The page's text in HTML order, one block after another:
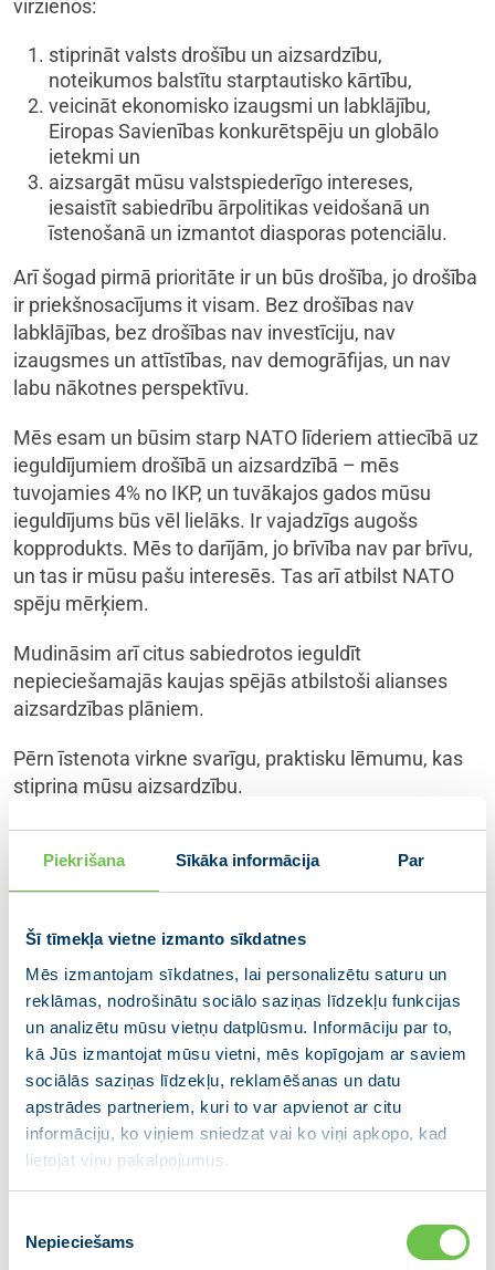
Piekrišana Sīkāka informācija Par
Šī tīmekļa vietne izmanto sīkdatnes
Mēs izmantojam sīkdatnes, lai personalizētu saturu un
reklāmas, nodrošinātu sociālo saziņas līdzekļu funkcijas
un analizētu mūsu vietņu datplūsmu. Informāciju par to,
kā Jūs izmantojat mūsu vietni, mēs kopīgojam ar saviem
sociālās saziņas līdzekļu, reklamēšanas un datu
apstrādes partneriem, kuri to var apvienot ar citu
informāciju, ko viņiem sniedzat vai ko viņi apkopo, kad
lietojat viņu pakalpojumus.
izvēle
Nepieciešams
virzienos:
stiprināt valsts drošību un aizsardzību,
noteikumos balstītu starptautisko kārtību,
veicināt ekonomisko izaugsmi un labklājību,
Eiropas Savienības konkurētspēju un globālo
ietekmi un
aizsargāt mūsu valstspiederīgo intereses,
iesaistīt sabiedrību ārpolitikas veidošanā un
īstenošanā un izmantot diasporas potenciālu.
Arī šogad pirmā prioritāte ir un būs drošība, jo drošība
ir priekšnosacījums it visam. Bez drošības nav
labklājības, bez drošības nav investīciju, nav
izaugsmes un attīstības, nav demogrāfijas, un nav
labu nākotnes perspektīvu.
Mēs esam un būsim starp NATO līderiem attiecībā uz
ieguldījumiem drošībā un aizsardzībā – mēs
tuvojamies 4% no IKP, un tuvākajos gados mūsu
ieguldījums būs vēl lielāks. Ir vajadzīgs augošs
kopprodukts. Mēs to darījām, jo brīvība nav par brīvu,
un tas ir mūsu pašu interesēs. Tas arī atbilst NATO
spēju mērķiem.
Mudināsim arī citus sabiedrotos ieguldīt
nepieciešamajās kaujas spējās atbilstoši alianses
aizsardzības plāniem.
Pērn īstenota virkne svarīgu, praktisku lēmumu, kas
stiprina mūsu aizsardzību.
NATO Vašingtonas samits pieņēma lēmumus, lai
ieviestu alianses militāro stratēģiju, tajā skaitā
īstenotu reģionālos aizsardzības plānus.
Gada nogalē līdz brigādes līmenim ir palielināta
Kanādas NATO daudznacionālā brigāde Latvijā. Un
pirms pāris nedēļām, pirmo reizi kopš uzņemšanas
NATO, tajā ar 500 bruņoto spēku mehanizēto
kājnieku bataljonu iesaistījās arī Zviedrija. Pašlaik
brigādi veido ap 4000 karavīru no 14 valstīm.
Paldies Kanādai par līderību, tālredzību un arvien
ciešāku draudzību un paldies mūsu sabiedrotajiem
Ziemeļmaķedonijai un Zviedrijai par klātbūtni Latvijā.